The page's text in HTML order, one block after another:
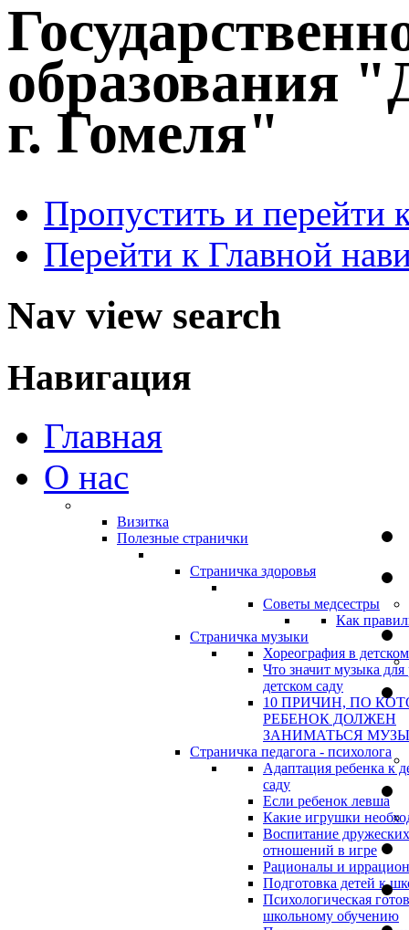
образования
г. Гомеля"
Пропустить и перейти
Перейти к Главной
Nav view search
Навигация
Главная
О нас
Визитка
Полезные странички
Страничка здоровья
Советы медсестры
Как
Страничка музыки
Хореография в
Что значит музыка для
детском саду
10 ПРИЧИН, ПО
РЕБЕНОК ДОЛЖЕН
ЗАНИМАТЬСЯ
Страничка педагога - психолога
Адаптация ребенка к
саду
Если ребенок левша
Какие игрушки
Воспитание дружеских
отношений в игре
Рационалы и
Подготовка детей к
Психологическая
школьному обучению